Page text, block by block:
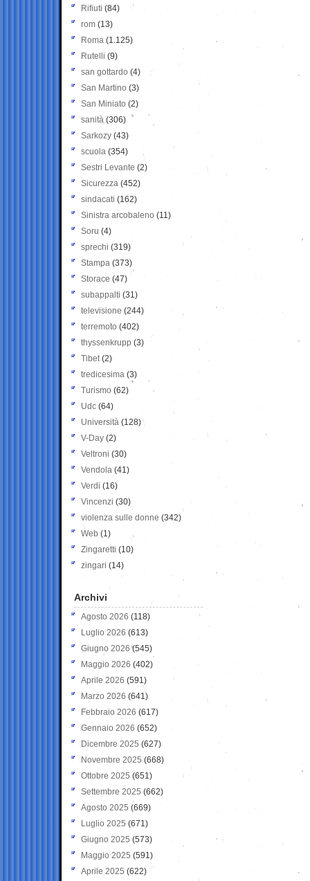
Rifiuti (84)
rom (13)
Roma (1.125)
Rutelli (9)
san gottardo (4)
San Martino (3)
San Miniato (2)
sanità (306)
Sarkozy (43)
scuola (354)
Sestri Levante (2)
Sicurezza (452)
sindacati (162)
Sinistra arcobaleno (11)
Soru (4)
sprechi (319)
Stampa (373)
Storace (47)
subappalti (31)
televisione(244)
terremoto (402)
thyssenkrupp (3)
Tibet(2)
tredicesima (3)
Turismo (62)
Udc (64)
Università (128)
V-Day (2)
Veltroni (30)
Vendola (41)
Verdi (16)
Vincenzi (30)
violenza sulle donne (342)
Web (1)
Zingaretti (10)
zingari (14)
Archivi
Agosto 2026 (118)
Luglio 2026 (613)
Giugno 2026 (545)
Maggio 2026 (402)
Aprile 2026 (591)
Marzo 2026 (641)
Febbraio 2026 (617)
Gennaio 2026 (652)
Dicembre 2025 (627)
Novembre 2025 (668)
Ottobre 2025 (651)
Settembre 2025 (662)
Agosto 2025 (669)
Luglio 2025 (671)
Giugno 2025 (573)
Maggio 2025 (591)
Aprile 2025 (622)